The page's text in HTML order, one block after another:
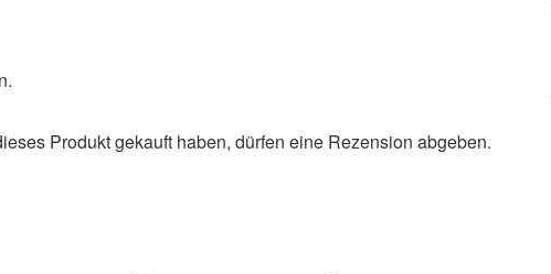
Produkt gekauft haben, dürfen eine Rezension abgeben.